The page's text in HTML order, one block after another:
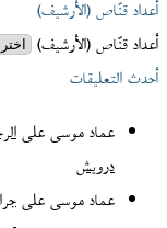
أعداد قنّاص (الأرشيف)
أعداد قنّاص (الأرشيف)
أحدث التعليقات
عماد موسىعلى
درويش
عماد موسىعلى